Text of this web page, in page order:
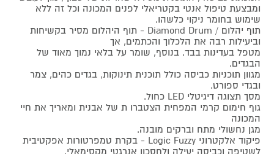
ומבצעת טיפול אנטי בקטריאלי לפנים המכונה וכל זה ללא
שימוש בחומר ניקוי כלשהו.
תוף יהלום / Diamond Drum - תוף היהלום מסיר בקשיחות
וביעילות רבה את הלכלוך והכתמים, אך
מטפל בעדינות בבד. בנוסף, שומר על בלאי נמוך מאוד של
הבגדים.
מגוון תוכניות כביסה כולל תוכנית תינוקות, בגדים כהים, צמר
ובגדי ספורט.
מסך תצוגה דיגיטלי LED כחול.
גוף חימום קרמי המפחית הצטברו ת של אבנית ומאריך את חיי
המכונה
מגן נחשולי מתח וברקים מובנה.
פיקוד אלקטרוני Logic Fuzzy - בקרת טמפרטורות אפקטיבית
לשטיפה וכביסה יעילה ולחסכון אנרגטי מקסימאלי.